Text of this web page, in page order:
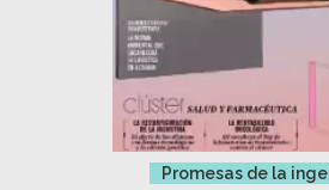
Promesas de la